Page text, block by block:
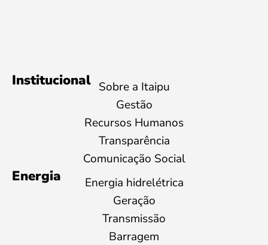
Institucional Sobre a Itaipu
Gestão
Recursos Humanos
Transparência
Comunicação Social
Energia
Energia hidrelétrica
Geração
Transmissão
Barragem